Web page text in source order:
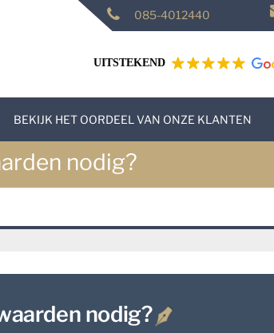
085-4012440
UITSTEKEND
BEKIJK HET OORDEEL VAN ONZE KLANTEN
nodig?
nodig?